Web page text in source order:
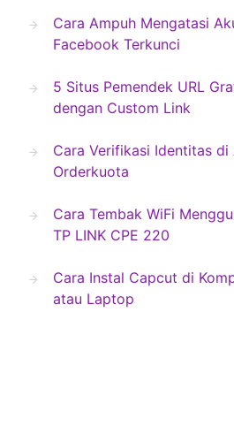
Cara Ampuh Mengatasi
Facebook Terkunci
5 Situs Pemendek URL
dengan Custom Link
Cara Verifikasi Identitas di
Orderkuota
Cara Tembak WiFi
TP LINK CPE 220
Cara Instal Capcut di
atau Laptop